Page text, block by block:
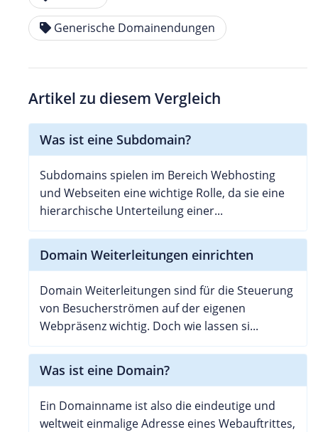
Generische Domainendungen
Artikel zu diesem Vergleich
Was ist eine Subdomain?
Subdomains spielen im Bereich Webhosting
und Webseiten eine wichtige Rolle, da sie eine
hierarchische Unterteilung einer...
Domain Weiterleitungen einrichten
Domain Weiterleitungen sind für die Steuerung
von Besucherströmen auf der eigenen
Webpräsenz wichtig. Doch wie lassen si...
Was ist eine Domain?
Ein Domainname ist also die eindeutige und
weltweit einmalige Adresse eines Webauftrittes,